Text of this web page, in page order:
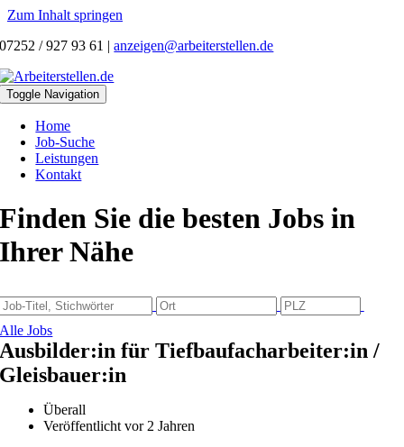
Zum Inhalt springen
07252 / 927 93 61 |anzeigen@arbeiterstellen.de
Toggle Navigation
Home
Job-Suche
Leistungen
Kontakt
Finden Sie die besten Jobs in
Ihrer Nähe
Alle Jobs
Ausbilder:in für Tiefbaufacharbeiter:in /
Gleisbauer:in
Überall
Veröffentlicht vor 2 Jahren